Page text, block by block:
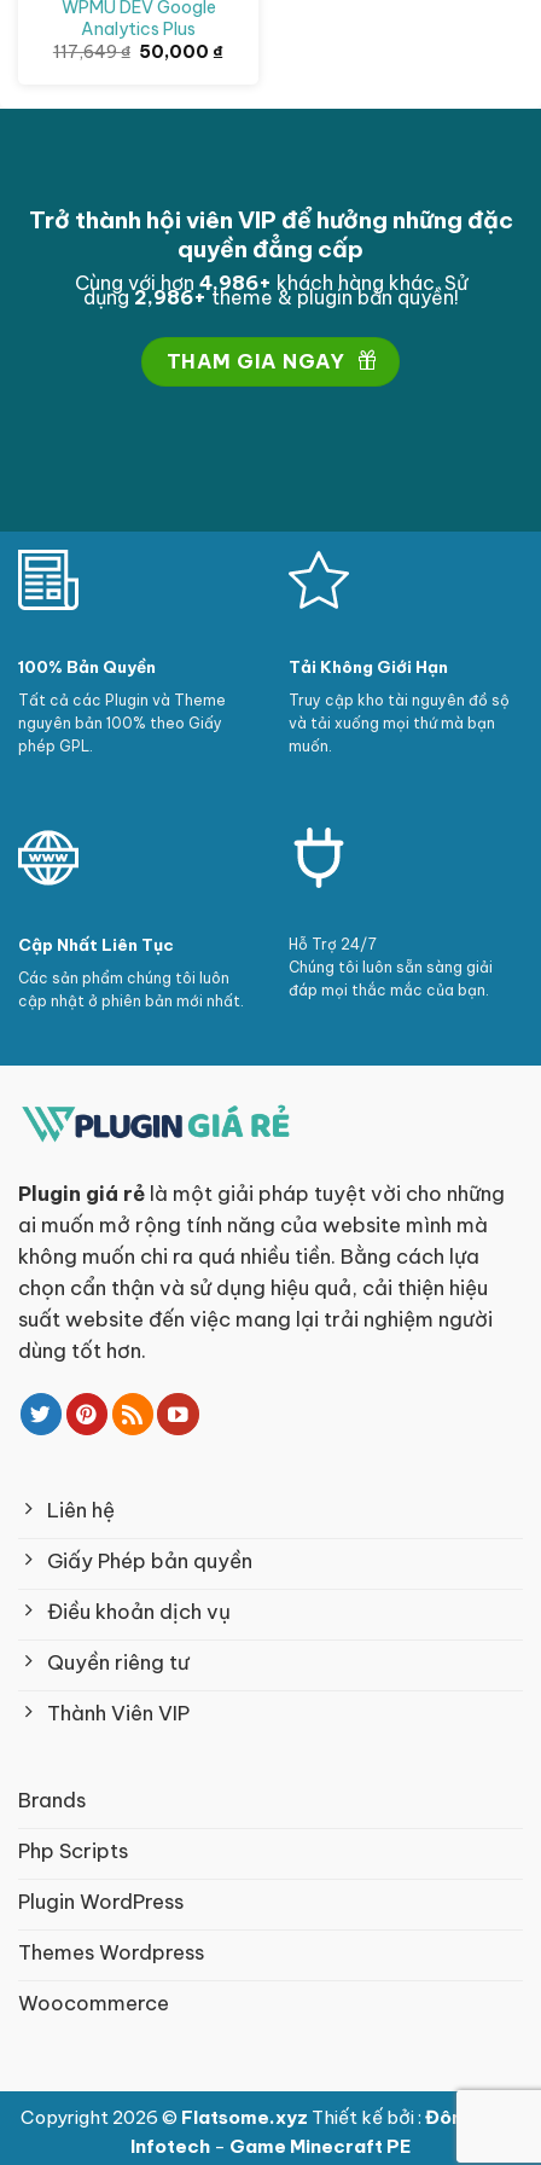
WPMU DEV Google
Analytics Plus
117,649₫ Giá
50,000₫Giá
Trở thành hội viên VIP để hưởng những đặc
quyền đẳng cấp
Cùng với hơn 4,998+ khách hàng khác. Sử
dụng2,998+theme & plugin bản quyền!
THAM GIA NGAY
100% Bản Quyền
Tất cả các Plugin và Theme
nguyên bản 100% theo Giấy
phép GPL.
Tải Không Giới Hạn
Truy cập kho tài nguyên đồ sộ
và tải xuống mọi thứ mà bạn
muốn.
Cập Nhất Liên Tục
Các sản phẩm chúng tôi luôn
cập nhật ở phiên bản mới nhất.
Hỗ Trợ 24/7
Chúng tôi luôn sẵn sàng giải
đáp mọi thắc mắc của bạn.
Plugin giá rẻ là một giải pháp tuyệt vời cho những
ai muốn mở rộng tính năng của website mình mà
không muốn chi ra quá nhiều tiền. Bằng cách lựa
chọn cẩn thận và sử dụng hiệu quả, cải thiện hiệu
suất website đến việc mang lại trải nghiệm người
dùng tốt hơn.
Liên hệ
Giấy Phép bản quyền
Điều khoản dịch vụ
Quyền riêng tư
Thành Viên VIP
Brands
Php Scripts
Plugin WordPress
Themes Wordpress
Woocommerce
Copyright 2026 © Flatsome.xyz Thiết kế bởi : Đông Nam
Infotech - Game Minecraft PE